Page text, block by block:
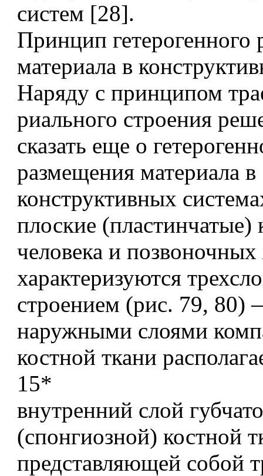
систем [28].
Принцип гетерогенного
материала в
Наряду с принципом
риального строения
сказать еще о
размещения материала в
конструктивных
плоские (пластинчатые)
человека и
характеризуются
строением (рис. 79,
наружными слоями
костной ткани
15*
внутренний слой
(спонгиозной) костной
представляющей собой